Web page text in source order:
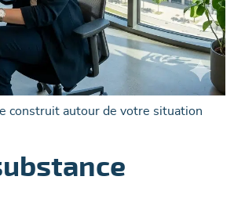
construit autour de votre situation